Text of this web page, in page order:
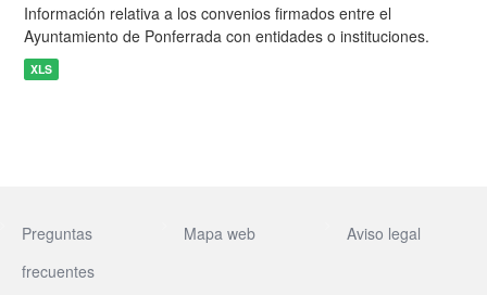
Información relativa a los convenios firmados entre el
Ayuntamiento de Ponferrada con entidades o instituciones.
XLS
Preguntas
frecuentes
Mapa web Aviso legal